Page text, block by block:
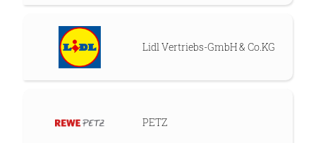
Lidl Vertriebs-GmbH & Co.KG
PETZ